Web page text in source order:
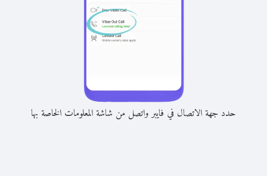
حدد جهة الاتصال في فايبر واتصل من شاشة المعلومات الخاصة بها